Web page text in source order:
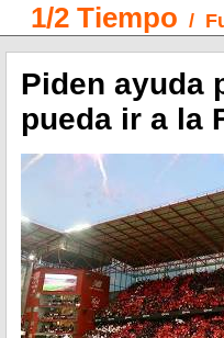
1/2 Tiempo /
Piden ayuda
pueda ir a la